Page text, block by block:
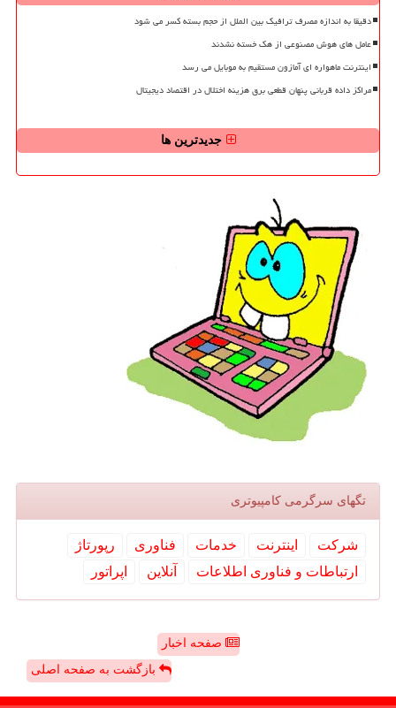
دقیقا به اندازه مصرف ترافیک بین الملل از حجم بسته کسر می شود
عامل های هوش مصنوعی از هک خسته نشدند
اینترنت ماهواره ای آمازون مستقیم به موبایل می رسد
مراکز داده قربانی پنهان قطعی برق هزینه اختلال در اقتصاد دیجیتال
جدیدترین ها
تگهای سرگرمی كامپیوتری
شركت اینترنت خدمات فناوری
رپورتاژ
ارتباطات و فناوری اطلاعات
آنلاین اپراتور
صفحه اخبار
بازگشت به صفحه اصلی